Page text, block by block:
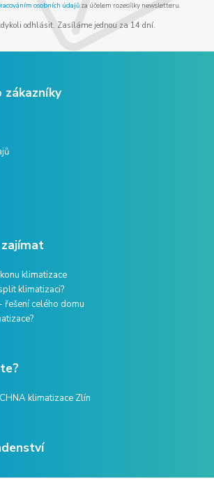
osobních údajůza účelem rozesílky newsletteru.
odhlásit. Zasíláme jednou za 14 dní.
klimatizace
klimatizaci?
celého domu